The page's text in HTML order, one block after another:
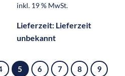
inkl. 19 % MwSt.
Lieferzeit: Lieferzeit
unbekannt
5 6 7 8
9